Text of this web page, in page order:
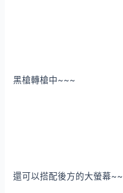
黑槍轉槍中~~~
還可以搭配後方的大螢幕~~